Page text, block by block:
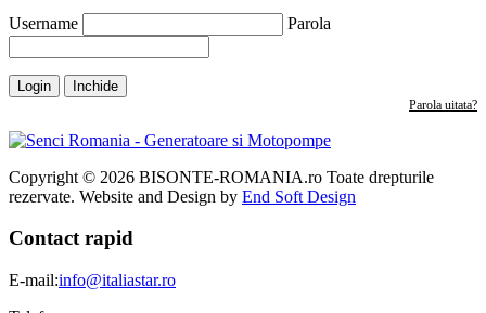
Username Parola
Login Inchide
Parola uitata?
Copyright © 2026 BISONTE-ROMANIA.ro Toate drepturile
rezervate. Website and Design by End Soft Design
Contact rapid
E-mail:info@italiastar.ro